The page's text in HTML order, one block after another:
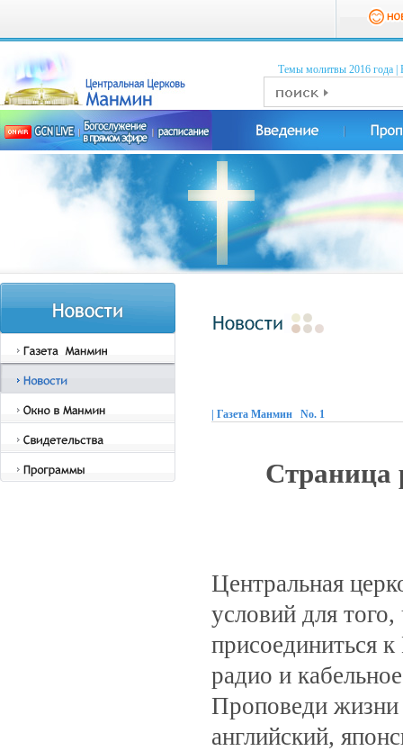
Темы молитвы 2016 годa
| Газета Манмин No. 1
Страница
Центральная
условий для
присоединиться
радио и
Проповеди жизни
английский,